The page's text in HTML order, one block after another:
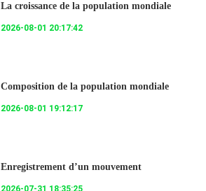
La croissance de la population mondiale
2026-08-01 20:17:42
Composition de la population mondiale
2026-08-01 19:12:17
Enregistrement d’un mouvement